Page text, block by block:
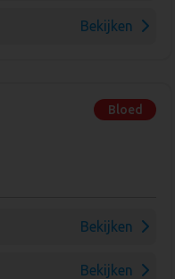
Bekijken
Bloed
Bekijken
Bekijken